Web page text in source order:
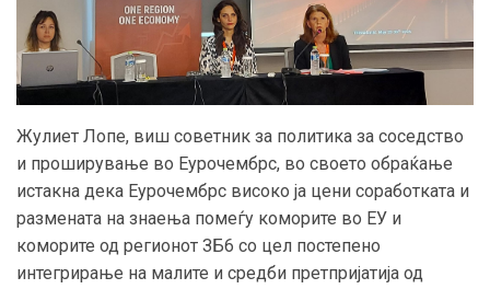
Жулиет Лопе, виш советник за политика за соседство
и проширување во Еурочембрс, во своето обраќање
истакна дека Еурочембрс високо ја цени соработката и
размената на знаења помеѓу коморите во ЕУ и
коморите од регионот ЗБ6 со цел постепено
интегрирање на малите и средби претпријатија од